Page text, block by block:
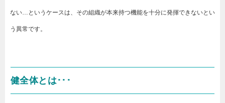
ない…というケースは、その組織が本来持つ機能を十分に発揮できないとい
う異常です。
健全体とは･･･